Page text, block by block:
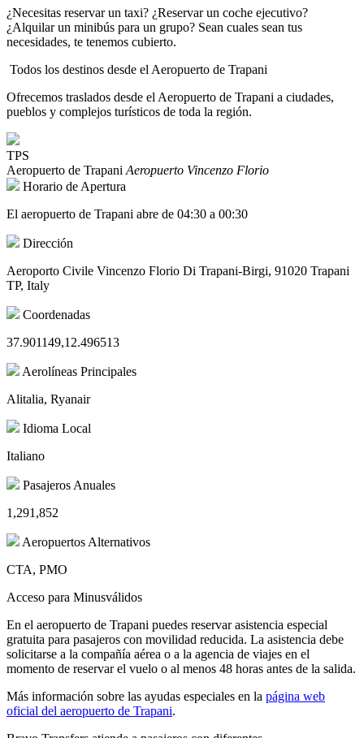
¿Necesitas reservar un taxi? ¿Reservar un coche ejecutivo?
¿Alquilar un minibús para un grupo? Sean cuales sean tus
necesidades, te tenemos cubierto.
Todos los destinos desde el Aeropuerto de Trapani
Ofrecemos traslados desde el Aeropuerto de Trapani a ciudades,
pueblos y complejos turísticos de toda la región.
TPS
Aeropuerto de Trapani Aeropuerto Vincenzo Florio
Horario de Apertura
El aeropuerto de Trapani abre de 04:30 a 00:30
Dirección
Aeroporto Civile Vincenzo Florio Di Trapani-Birgi, 91020 Trapani
TP, Italy
Coordenadas
37.901149,12.496513
Aerolíneas Principales
Alitalia, Ryanair
Idioma Local
Italiano
Pasajeros Anuales
1,291,852
Aeropuertos Alternativos
CTA, PMO
Acceso para Minusválidos
En el aeropuerto de Trapani puedes reservar asistencia especial
gratuita para pasajeros con movilidad reducida. La asistencia debe
solicitarse a la compañía aérea o a la agencia de viajes en el
momento de reservar el vuelo o al menos 48 horas antes de la salida.
Más información sobre las ayudas especiales en la página web
oficial del aeropuerto de Trapani.